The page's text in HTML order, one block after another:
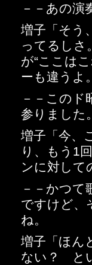
－－あの演
増子「そう
ってるしさ
が“ここは
ーも違うよ
－－この
参りました
増子「今、
り、もう1
ンに対して
－－かつ
ですけど、
ね。
増子「ほん
ない？ と